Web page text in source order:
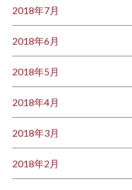
2018年7月
2018年6月
2018年5月
2018年4月
2018年3月
2018年2月